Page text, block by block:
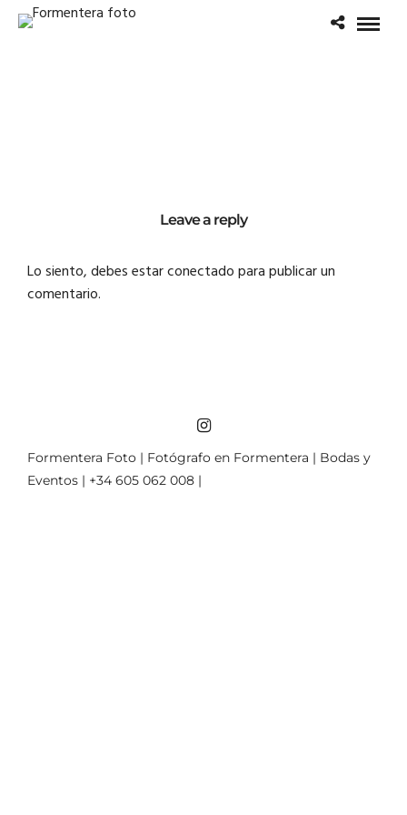
Leave a reply
Lo siento, debes estarconectadopara publicar un
comentario.
Formentera Foto | Fotógrafo en Formentera | Bodas y
Eventos | +34 605 062 008 |